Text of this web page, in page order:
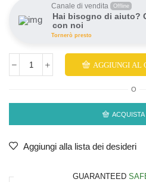
Canale di vendita Offline
Hai bisogno di aiuto?
con noi
Tornerò presto
AGGIUNGI AL
O
Aggiungi alla lista dei desideri
GUARANTEED